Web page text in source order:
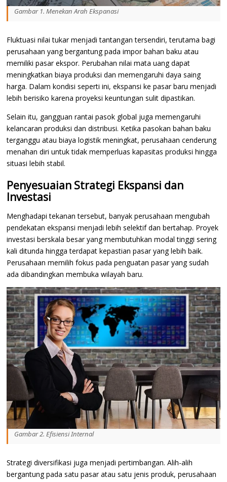
Gambar 1. Menekan Arah Ekspanasi
Fluktuasi nilai tukar menjadi tantangan tersendiri, terutama bagi
perusahaan yang bergantung pada impor bahan baku atau
memiliki pasar ekspor. Perubahan nilai mata uang dapat
meningkatkan biaya produksi dan memengaruhi daya saing
harga. Dalam kondisi seperti ini, ekspansi ke pasar baru menjadi
lebih berisiko karena proyeksi keuntungan sulit dipastikan.
Selain itu, gangguan rantai pasok global juga memengaruhi
kelancaran produksi dan distribusi. Ketika pasokan bahan baku
terganggu atau biaya logistik meningkat, perusahaan cenderung
menahan diri untuk tidak memperluas kapasitas produksi hingga
situasi lebih stabil.
Penyesuaian Strategi Ekspansi dan
Investasi
Menghadapi tekanan tersebut, banyak perusahaan mengubah
pendekatan ekspansi menjadi lebih selektif dan bertahap. Proyek
investasi berskala besar yang membutuhkan modal tinggi sering
kali ditunda hingga terdapat kepastian pasar yang lebih baik.
Perusahaan memilih fokus pada penguatan pasar yang sudah
ada dibandingkan membuka wilayah baru.
Gambar 2. Efisiensi Internal
Strategi diversifikasi juga menjadi pertimbangan. Alih-alih
bergantung pada satu pasar atau satu jenis produk, perusahaan